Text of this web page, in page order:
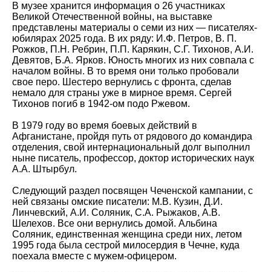
В музее хранится информация о 26 участниках
Великой Отечественной войны, на выставке
представлены материалы о семи из них — писателях-
юбилярах 2025 года. В их ряду: И.Ф. Петров, В. П.
Рожков, П.Н. Ребрин, П.П. Карякин, С.Г. Тихонов, А.И.
Девятов, Б.А. Ярков. Юность многих из них совпала с
началом войны. В то время они только пробовали
свое перо. Шестеро вернулись с фронта, сделав
немало для страны уже в мирное время. Сергей
Тихонов погиб в 1942-ом подо Ржевом.
В 1979 году во время боевых действий в
Афганистане, пройдя путь от рядового до командира
отделения, свой интернациональный долг выполнил
ныне писатель, профессор, доктор исторических наук
А.А. Штырбул.
Следующий раздел посвящен Чеченской кампании, с
ней связаны омские писатели: М.В. Кузин, Д.И.
Линчевский, А.И. Соляник, С.А. Рыжаков, А.В.
Шелехов. Все они вернулись домой. Альбина
Соляник, единственная женщина среди них, летом
1995 года была сестрой милосердия в Чечне, куда
поехала вместе с мужем-офицером.